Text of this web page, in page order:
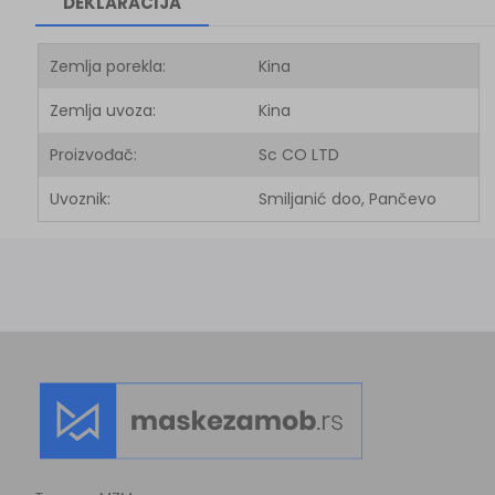
Zemlja porekla:
Kina
Zemlja uvoza:
Kina
Proizvođač:
Sc CO LTD
Uvoznik:
Smiljanić doo, Pančevo